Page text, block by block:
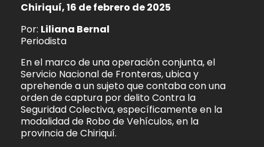
Chiriquí, 16 de febrero de 2025
Por: Liliana Bernal
Periodista
En el marco de una operación conjunta, el
Servicio Nacional de Fronteras, ubica y
aprehende a un sujeto que contaba con una
orden de captura por delito Contra la
Seguridad Colectiva, específicamente en la
modalidad de Robo de Vehículos, en la
provincia de Chiriquí.